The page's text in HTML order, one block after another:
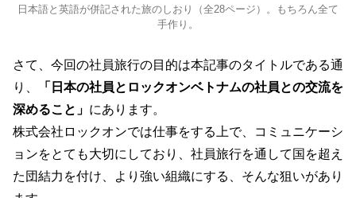
日本語と英語が併記された旅のしおり（全28ページ）。もちろん全て
手作り。
さて、今回の社員旅行の目的は本記事のタイトルである通
り、
「日本の社員とロックオンベトナムの社員との交流を
深めること」 にあります。
株式会社ロックオンでは仕事をする上で、コミュニケーシ
ョンをとても大切にしており、社員旅行を通して国を超え
た団結力を付け、より強い組織にする、そんな狙いがあり